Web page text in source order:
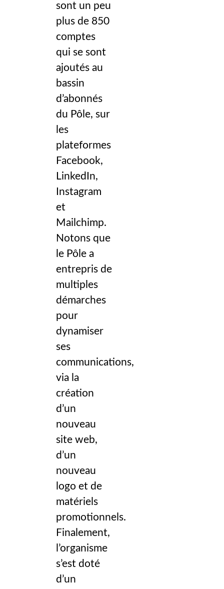
sont un peu
plus de 850
comptes
qui se sont
ajoutés au
bassin
d’abonnés
du Pôle, sur
les
plateformes
Facebook,
LinkedIn,
Instagram
et
Mailchimp.
Notons que
le Pôle a
entrepris de
multiples
démarches
pour
dynamiser
ses
communications,
via la
création
d’un
nouveau
site web,
d’un
nouveau
logo et de
matériels
promotionnels.
Finalement,
l’organisme
s’est doté
d’un